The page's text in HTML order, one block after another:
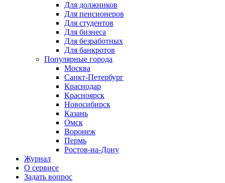
Для должников
Для пенсионеров
Для студентов
Для бизнеса
Для безработных
Для банкротов
Популярные города
Москва
Санкт-Петербург
Краснодар
Красноярск
Новосибирск
Казань
Омск
Воронеж
Пермь
Ростов-на-Дону
Журнал
О сервисе
Задать вопрос